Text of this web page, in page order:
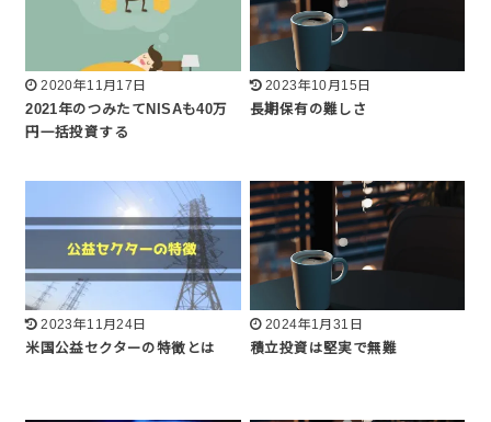
2020年11月17日
2021年のつみたてNISAも40万
円一括投資する
2023年10月15日
長期保有の難しさ
2023年11月24日
米国公益セクターの特徴とは
2024年1月31日
積立投資は堅実で無難